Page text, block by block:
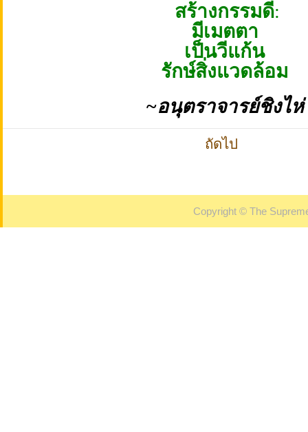
สร้างกรรมดี:
มีเมตตา
เป็นวีแก้น
รักษ์สิ่งแวดล้อม
~อนุตราจารย์ชิงไห่
ถัดไป
Copyright © The